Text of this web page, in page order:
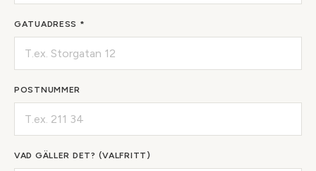
GATUADRESS *
POSTNUMMER
VAD GÄLLER DET? (VALFRITT)